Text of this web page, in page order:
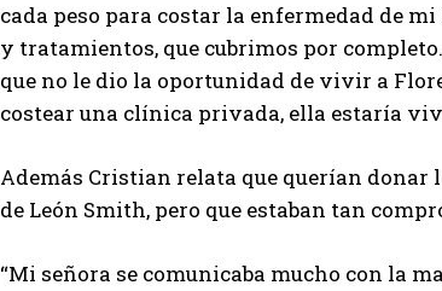
cada peso para costar la enfermedad de
y tratamientos, que cubrimos por
que no le dio la oportunidad de vivir a
costear una clínica privada, ella estaría
Además Cristian relata que querían
de León Smith, pero que estaban tan
“Mi señora se comunicaba mucho con la